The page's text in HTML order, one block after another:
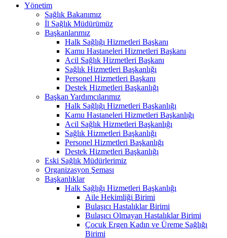
Yönetim
Sağlık Bakanımız
İl Sağlık Müdürümüz
Başkanlarımız
Halk Sağlığı Hizmetleri Başkanı
Kamu Hastaneleri Hizmetleri Başkanı
Acil Sağlık Hizmetleri Başkanı
Sağlık Hizmetleri Başkanlığı
Personel Hizmetleri Başkanı
Destek Hizmetleri Başkanlığı
Başkan Yardımcılarımız
Halk Sağlığı Hizmetleri Başkanlığı
Kamu Hastaneleri Hizmetleri Başkanlığı
Acil Sağlık Hizmetleri Başkanlığı
Sağlık Hizmetleri Başkanlığı
Personel Hizmetleri Başkanlığı
Destek Hizmetleri Başkanlığı
Eski Sağlık Müdürlerimiz
Organizasyon Şeması
Başkanlıklar
Halk Sağlığı Hizmetleri Başkanlığı
Aile Hekimliği Birimi
Bulaşıcı Hastalıklar Birimi
Bulaşıcı Olmayan Hastalıklar Birimi
Çocuk Ergen Kadın ve Üreme Sağlığı
Birimi